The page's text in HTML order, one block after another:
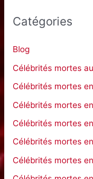
r
:
Catégories
Blog
Célébrités mortes
Célébrités mortes
Célébrités mortes
Célébrités mortes
Célébrités mortes
Célébrités mortes